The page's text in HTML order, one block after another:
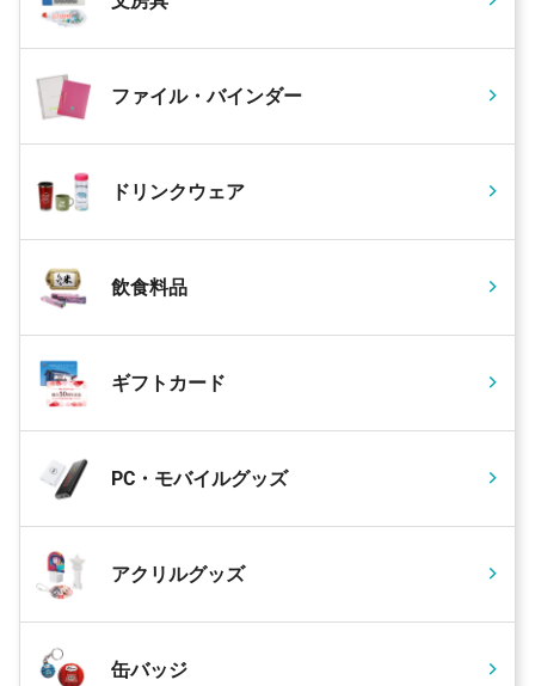
ファイル・バインダー
ドリンクウェア
飲食料品
ギフトカード
PC・モバイルグッズ
アクリルグッズ
缶バッジ